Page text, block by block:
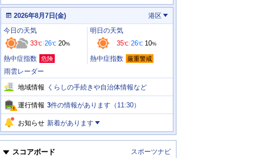
情
報
ス
本
日
の
天
気
、
運
情
報
2026年8月7日(金) 港区
今
日
明
日
の
天
気
今日 の天気
33℃ 26℃ 20%
熱中症指数 危険
明日 の天気
35℃ 26℃ 10%
熱中症指数 厳重警戒
雨雲レーダー
地域情報 くらしの手続きや自治体情報など
運行情報 3件の情報があります（ 11:30）
お知らせ 新着があります
スコアボード スポーツナビ